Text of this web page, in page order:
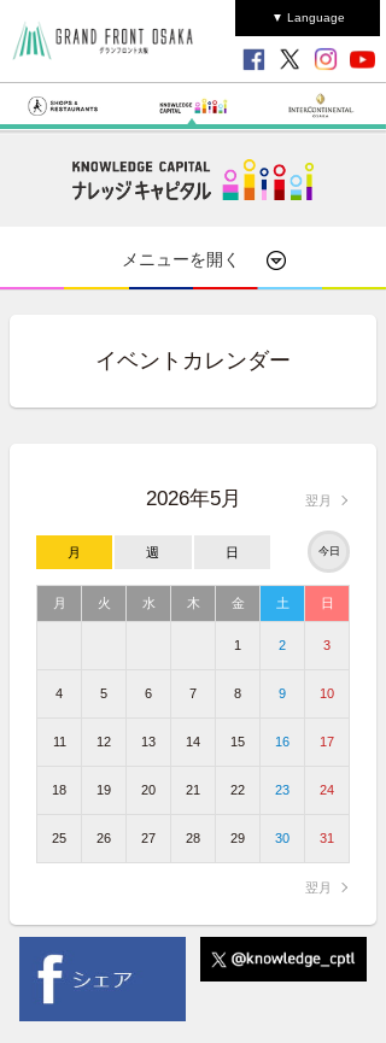
▼ Language
メニューを開く
イベントカレンダー
2026年5月 翌月
月 週 日 今日
月 火 水 木 金 土 日
1 2 3
4 5 6 7 8 9 10
11 12 13 14 15 16 17
18 19 20 21 22 23 24
25 26 27 28 29 30 31
翌月